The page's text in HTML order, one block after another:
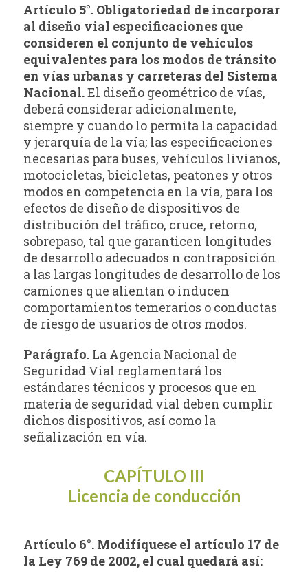
Artículo 5°. Obligatoriedad de incorporar
al diseño vial especificaciones que
consideren el conjunto de vehículos
equivalentes para los modos de tránsito
en vías urbanas y carreteras del Sistema
Nacional.El diseño geométrico de vías,
deberá considerar adicionalmente,
siempre y cuando lo permita la capacidad
y jerarquía de la vía; las especificaciones
necesarias para buses, vehículos livianos,
motocicletas, bicicletas, peatones y otros
modos en competencia en la vía, para los
efectos de diseño de dispositivos de
distribución del tráfico, cruce, retorno,
sobrepaso, tal que garanticen longitudes
de desarrollo adecuados n contraposición
a las largas longitudes de desarrollo de los
camiones que alientan o inducen
comportamientos temerarios o conductas
de riesgo de usuarios de otros modos.
Parágrafo. La Agencia Nacional de
Seguridad Vial reglamentará los
estándares técnicos y procesos que en
materia de seguridad vial deben cumplir
dichos dispositivos, así como la
señalización en vía.
CAPÍTULO III
Licencia de conducción
Artículo 6°. Modifíquese el artículo 17 de
la Ley 769 de 2002, el cual quedará así: